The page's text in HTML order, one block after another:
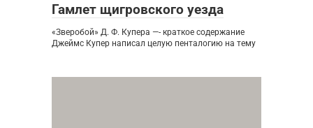
Гамлет щигровского уезда
«Зверобой» Д. Ф. Купера —- краткое содержание
Джеймс Купер написал целую пенталогию на тему